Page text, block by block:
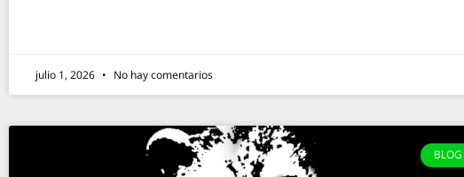
julio 1, 2026 No hay comentarios
BLOG